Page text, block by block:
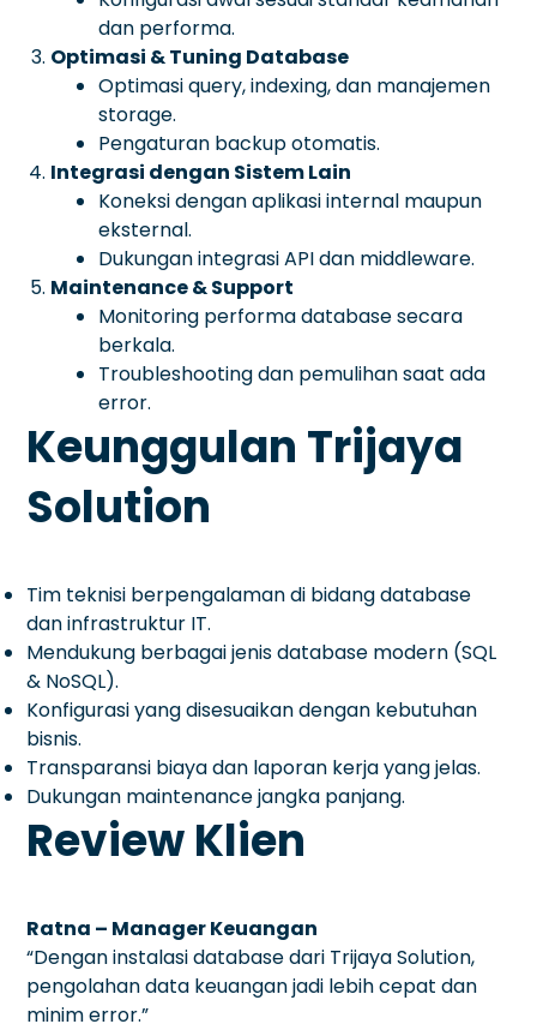
dan performa.
Optimasi & Tuning Database
Optimasi query, indexing, dan manajemen
storage.
Pengaturan backup otomatis.
Integrasi dengan Sistem Lain
Koneksi dengan aplikasi internal maupun
eksternal.
Dukungan integrasi API dan middleware.
Maintenance & Support
Monitoring performa database secara
berkala.
Troubleshooting dan pemulihan saat ada
error.
Keunggulan Trijaya
Solution
Tim teknisi berpengalaman di bidang database
dan infrastruktur IT.
Mendukung berbagai jenis database modern (SQL
& NoSQL).
Konfigurasi yang disesuaikan dengan kebutuhan
bisnis.
Transparansi biaya dan laporan kerja yang jelas.
Dukungan maintenance jangka panjang.
Review Klien
Ratna – Manager Keuangan
“Dengan instalasi database dari Trijaya Solution,
pengolahan data keuangan jadi lebih cepat dan
minim error.”